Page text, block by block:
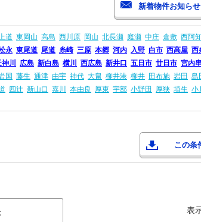
道 東岡山 高島 西川原 岡山 北長瀬 庭瀬 中庄 倉敷 西阿知
永 東尾道 尾道 糸崎 三原 本郷 河内 入野 白市 西高屋 西
神川 広島 新白島 横川 西広島 新井口 五日市 廿日市 宮内
国 藤生 通津 由宇 神代 大畠 柳井港 柳井 田布施 岩田 島
四辻 新山口 嘉川 本由良 厚東 宇部 小野田 厚狭 埴生 小
この条
表